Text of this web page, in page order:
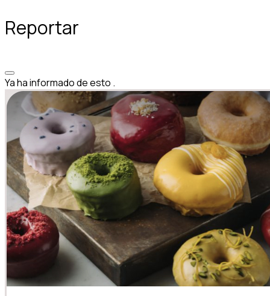
Reportar
Ya ha informado de esto .